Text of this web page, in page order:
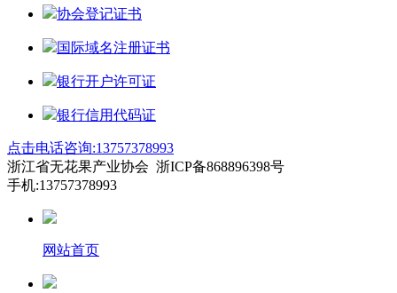
协会登记证书
国际域名注册证书
银行开户许可证
银行信用代码证
点击电话咨询:13757378993
浙江省无花果产业协会 浙ICP备868896398号
手机:13757378993
网站首页